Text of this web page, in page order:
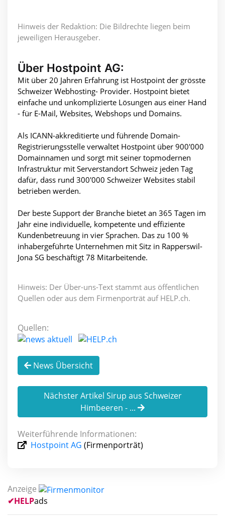
Hinweis der Redaktion: Die Bildrechte liegen beim
jeweiligen Herausgeber.
Über Hostpoint AG:
Mit über 20 Jahren Erfahrung ist Hostpoint der grösste
Schweizer Webhosting- Provider. Hostpoint bietet
einfache und unkomplizierte Lösungen aus einer Hand
- für E-Mail, Websites, Webshops und Domains.
Als ICANN-akkreditierte und führende Domain-
Registrierungsstelle verwaltet Hostpoint über 900'000
Domainnamen und sorgt mit seiner topmodernen
Infrastruktur mit Serverstandort Schweiz jeden Tag
dafür, dass rund 300'000 Schweizer Websites stabil
betrieben werden.
Der beste Support der Branche bietet an 365 Tagen im
Jahr eine individuelle, kompetente und effiziente
Kundenbetreuung in vier Sprachen. Das zu 100 %
inhabergeführte Unternehmen mit Sitz in Rapperswil-
Jona SG beschäftigt 78 Mitarbeitende.
Hinweis: Der Über-uns-Text stammt aus öffentlichen
Quellen oder aus dem Firmenporträt auf HELP.ch.
Quellen:
News Übersicht
Nächster Artikel Sirup aus Schweizer
Himbeeren - ...
Weiterführende Informationen:
Hostpoint AG (Firmenporträt)
Anzeige
✔HELPads